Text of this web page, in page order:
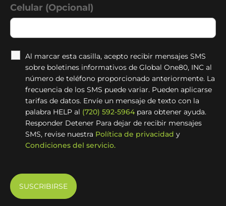
Celular (Opcional)
Al marcar esta casilla, acepto recibir mensajes SMS
sobre boletines informativos de Global One80, INC al
número de teléfono proporcionado anteriormente. La
frecuencia de los SMS puede variar. Pueden aplicarse
tarifas de datos. Envíe un mensaje de texto con la
palabra HELP al (720) 592-5964 para obtener ayuda.
Responder Detener Para dejar de recibir mensajes
SMS, revise nuestra Política de privacidad y
Condiciones del servicio.